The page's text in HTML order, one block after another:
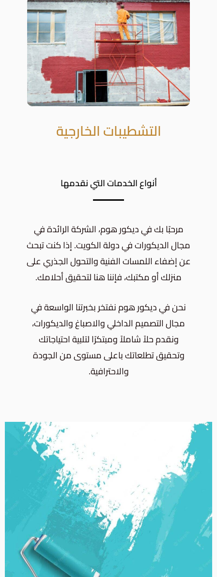
التشطيبات الخارجية
أنواع الخدمات التي نقدمها
مرحبًا بك في ديكور هوم، الشركة الرائدة في
مجال الديكورات في دولة الكويت. إذا كنت تبحث
عن إضفاء اللمسات الفنية والتحول الجذري على
منزلك أو مكتبك، فإننا هنا لتحقيق أحلامك.
نحن في ديكور هوم نفتخر بخبرتنا الواسعة في
مجال التصميم الداخلي والاصباغ والديكورات،
ونقدم حلاً شاملاً ومبتكرًا لتلبية احتياجاتك
وتحقيق تطلعاتك باعلى مستوى من الجودة
والاحترافية.